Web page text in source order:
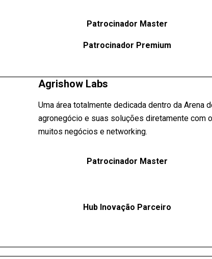
Patrocinador Master
Patrocinador Premium
Agrishow Labs
Uma área totalmente dedicada dentro da Arena
agronegócio e suas soluções diretamente com
muitos negócios e networking.
Patrocinador Master
Hub Inovação Parceiro